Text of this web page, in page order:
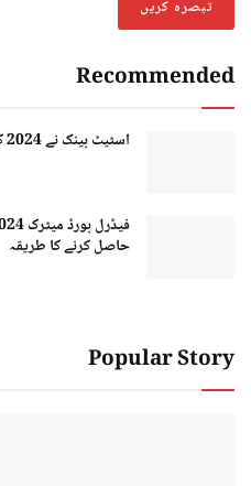
Recommended
اسٹیٹ بینک نے 2024 کے لیے زکوٰۃ کا نصاب مقرر کردیا
حاصل کرنے کا طریقہ
Popular Story